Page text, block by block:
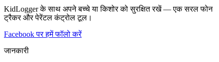
KidLogger के साथ अपने बच्चे या किशोर को सुरक्षित रखें — एक सरल फोन
ट्रैकर और पेरेंटल कंट्रोल टूल।
Facebook पर हमें फॉलो करें
जानकारी